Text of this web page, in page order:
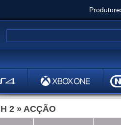
Clair Obscur:
2 » ACÇÃO